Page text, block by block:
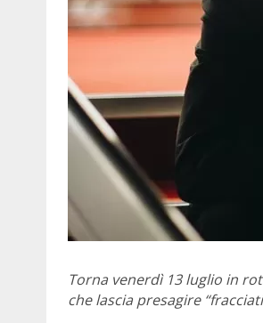
Torna venerdì 13 luglio in
che lascia presagire